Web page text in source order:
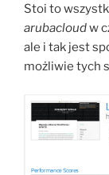
Stoi to
arubacloudw
ale i tak jest
możliwie tych